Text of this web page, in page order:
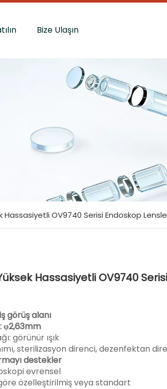
Bize Ulaşın
Hassasiyetli OV9740 Serisi Endoskop
Yüksek Hassasiyetli OV9740
görüş alanı
φ2,63mm
görünür ışık
sterilizasyon direnci, dezenfektan
destekler
evrensel
özelleştirilmiş veya standart